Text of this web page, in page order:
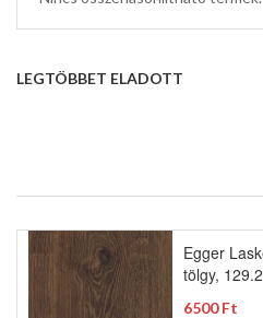
LEGTÖBBET ELADOTT
Egger
tölgy,
6500 Ft